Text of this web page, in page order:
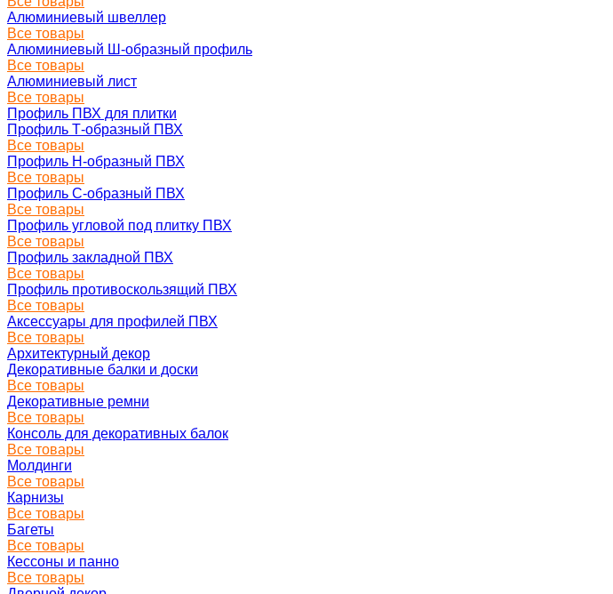
Алюминиевый швеллер
Все товары
Алюминиевый Ш-образный профиль
Все товары
Алюминиевый лист
Все товары
Профиль ПВХ для плитки
Профиль Т-образный ПВХ
Все товары
Профиль H-образный ПВХ
Все товары
Профиль C-образный ПВХ
Все товары
Профиль угловой под плитку ПВХ
Все товары
Профиль закладной ПВХ
Все товары
Профиль противоскользящий ПВХ
Все товары
Аксессуары для профилей ПВХ
Все товары
Архитектурный декор
Декоративные балки и доски
Все товары
Декоративные ремни
Все товары
Консоль для декоративных балок
Все товары
Молдинги
Все товары
Карнизы
Все товары
Багеты
Все товары
Кессоны и панно
Все товары